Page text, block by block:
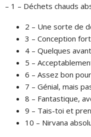
– 1 – Déchets chauds
2 – Une sorte de
3 – Conception
4 – Quelques
5 –
6 – Assez bon
7 – Génial, mais
8 – Fantastique,
9 – Tais-toi et
10 – Nirvana